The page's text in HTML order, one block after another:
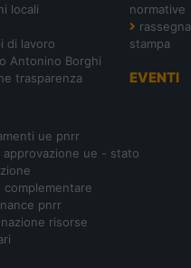
locali
di lavoro
Antonino Borghi
trasparenza
normative
rassegna
stampa
EVENTI
ue pnrr
approvazione ue - stato
complementare
pnrr
risorse